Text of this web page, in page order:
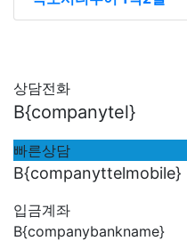
상담전화
B{companytel}
빠른상담
B{companyttelmobile}
입금계좌
B{companybankname}